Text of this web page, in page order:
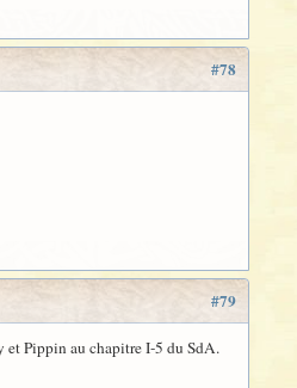
#78
#79
et Pippin au chapitre I-5 du SdA.